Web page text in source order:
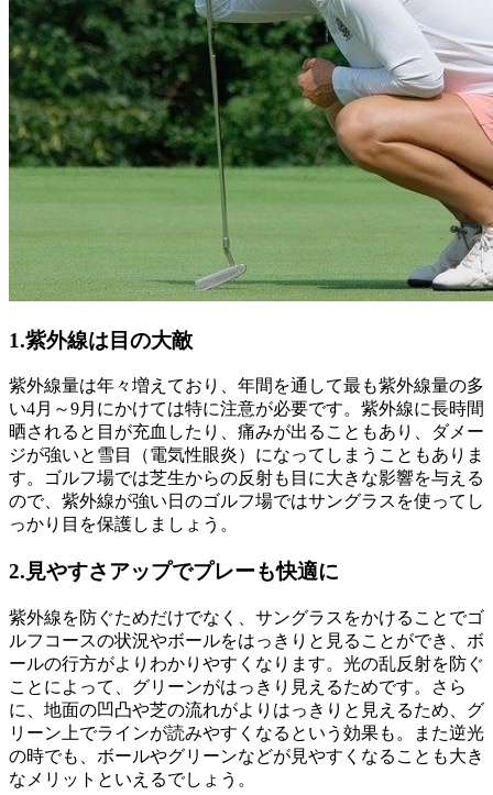
1.紫外線は目の大敵
紫外線量は年々増えており、年間を通して最も紫外線量の多
い4月～9月にかけては特に注意が必要です。紫外線に長時間
晒されると目が充血したり、痛みが出ることもあり、ダメー
ジが強いと雪目（電気性眼炎）になってしまうこともありま
す。ゴルフ場では芝生からの反射も目に大きな影響を与える
ので、紫外線が強い日のゴルフ場ではサングラスを使ってし
っかり目を保護しましょう。
2.見やすさアップでプレーも快適に
紫外線を防ぐためだけでなく、サングラスをかけることでゴ
ルフコースの状況やボールをはっきりと見ることができ、ボ
ールの行方がよりわかりやすくなります。光の乱反射を防ぐ
ことによって、グリーンがはっきり見えるためです。さら
に、地面の凹凸や芝の流れがよりはっきりと見えるため、グ
リーン上でラインが読みやすくなるという効果も。また逆光
の時でも、ボールやグリーンなどが見やすくなることも大き
なメリットといえるでしょう。